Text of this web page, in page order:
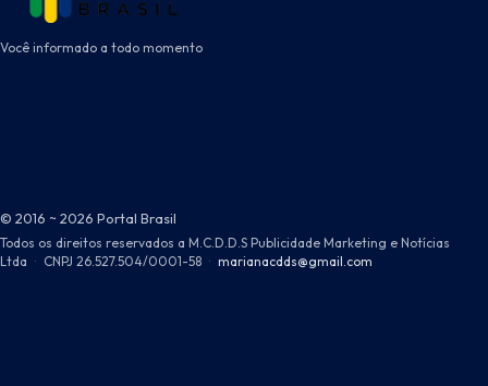
Você informado a todo momento
© 2016 ~ 2026 Portal Brasil
Todos os direitos reservados a M.C.D.D.S Publicidade Marketing e Notícias
Ltda · CNPJ 26.527.504/0001-58 · marianacdds@gmail.com